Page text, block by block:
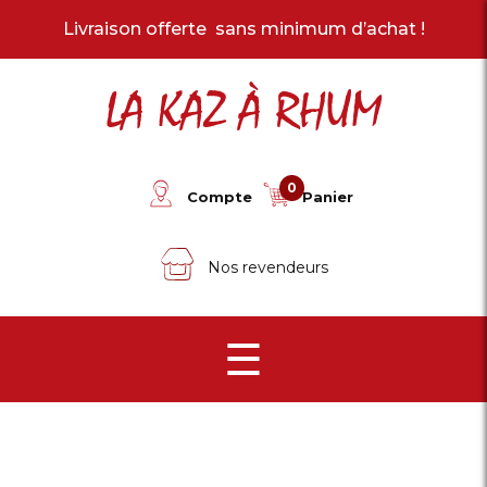
Livraison offerte sans minimum d’achat !
Nos revendeurs
LA KAZ À RHUM
Compte 0 Panier
☰